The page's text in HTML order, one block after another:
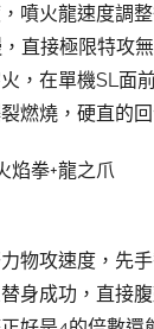
噴火龍速度調
直接極限特攻
，在單機SL面
燃燒，硬直的
焰拳+龍之爪
物攻速度，先
身成功，直接